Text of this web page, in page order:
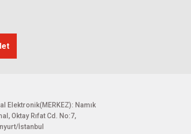
Elektronik(MERKEZ): Namık
Oktay Rıfat Cd. No:7,
İstanbul